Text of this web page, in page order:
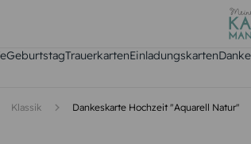
GeburtstagTrauerkartenEinladungskarten
Klassik Dankeskarte Hochzeit "Aquarell Natur"